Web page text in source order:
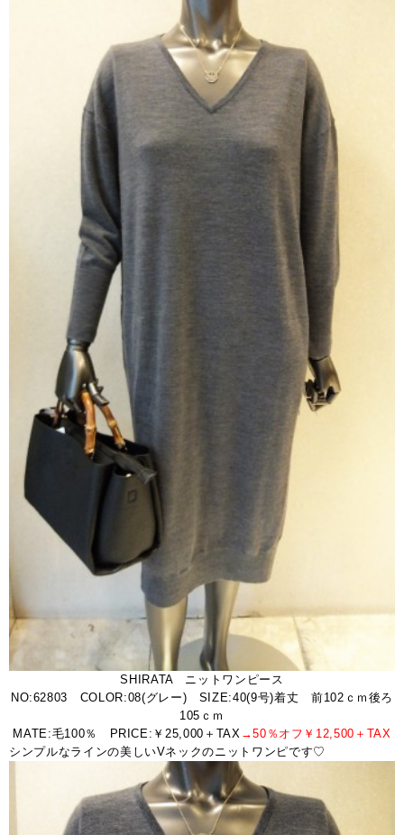
SHIRATA ニットワンピース
NO:62803 COLOR:08(グレー) SIZE:40(9号)着丈 前102ｃｍ後ろ
105ｃｍ
MATE:毛100％ PRICE:￥25,000＋TAX →50％オフ￥12,500＋TAX
シンプルなラインの美しいVネックのニットワンピです♡